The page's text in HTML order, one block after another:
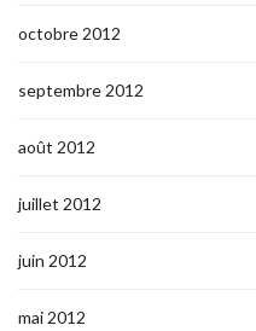
octobre 2012
septembre 2012
août 2012
juillet 2012
juin 2012
mai 2012